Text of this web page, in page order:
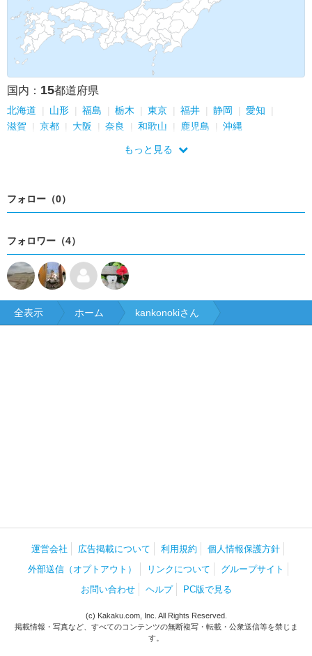
国内： 15都道府県
北海道 山形 福島 栃木 東京 福井 静岡
愛知
滋賀
京都 大阪 奈良 和歌山 鹿児島 沖縄
もっと見る
フォロー（0）
フォロワー（4）
全表示 ホーム kankonokiさん
運営会社 広告掲載について 利用規約
個人情報保護方針
外部送信（オプトアウト）
リンクについて
グループサイト
お問い合わせ
ヘルプ PC版で見る
(c) Kakaku.com, Inc. All Rights Reserved.
掲載情報・写真など、すべてのコンテンツの無断複写・転載・公衆送信等を禁じま
す。